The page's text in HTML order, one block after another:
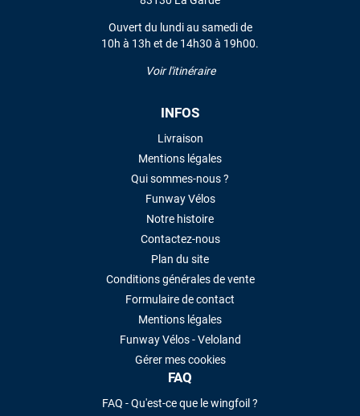
Ouvert du lundi au samedi de
10h à 13h et de 14h30 à 19h00.
Voir l'itinéraire
INFOS
Livraison
Mentions légales
Qui sommes-nous ?
Funway Vélos
Notre histoire
Contactez-nous
Plan du site
Conditions générales de vente
Formulaire de contact
Mentions légales
Funway Vélos - Veloland
Gérer mes cookies
FAQ
FAQ - Qu'est-ce que le wingfoil ?
VOIR TOUS LES AVIS
LAISSER UN AVIS